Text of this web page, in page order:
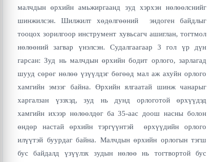
малчдын өрхийн амьжиргаанд зуд хэрхэн нөлөөлснийг
шинжилсэн. Шилжилт хөдөлгөөний эндоген байдлыг
тооцох зорилгоор инструмент хувьсагч ашиглан, тогтмол
нөлөөний загвар үнэлсэн. Судалгаагаар 3 гол үр дүн
гарсан: Зуд нь малчдын өрхийн бодит орлого, зарлагад
шууд сөрөг нөлөө үзүүлдэг бөгөөд мал аж ахуйн орлого
хамгийн эмзэг байна. Өрхийн ялгаатай шинж чанарыг
харгалзан үзэхэд, зуд нь дунд орлоготой өрхүүдэд
хамгийн ихээр нөлөөлдөг ба 35-аас доош насны болон
өндөр настай өрхийн тэргүүнтэй өрхүүдийн орлого
илүүтэй буурдаг байна. Малчдын өрхийн орлогын тэгш
бус байдалд үзүүлэх зудын нөлөө нь тогтвортой бус